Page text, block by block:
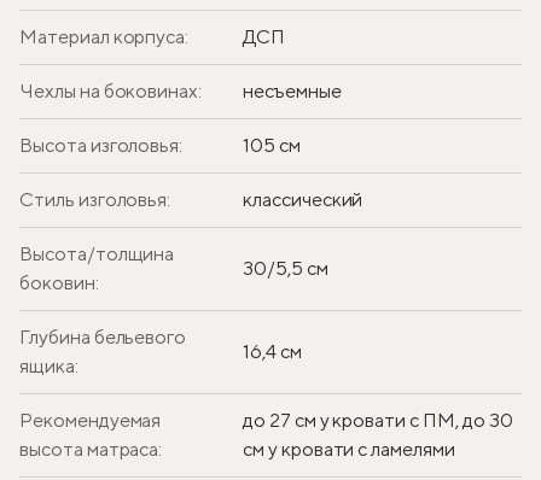
Материал корпуса: ДСП
Чехлы на боковинах: несъемные
Высота изголовья: 105 см
Стиль изголовья: классический
Высота/толщина
боковин:
30/5,5 см
Глубина бельевого
ящика:
16,4 см
Рекомендуемая
высота матраса:
до 27 см у кровати с ПМ, до 30
см у кровати с ламелями